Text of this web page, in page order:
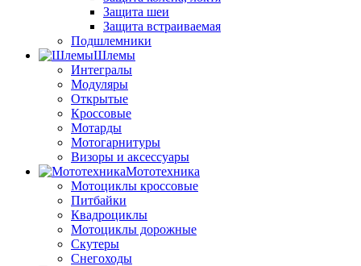
Защита шеи
Защита встраиваемая
Подшлемники
Шлемы
Интегралы
Модуляры
Открытые
Кроссовые
Мотарды
Мотогарнитуры
Визоры и аксессуары
Мототехника
Мотоциклы кроссовые
Питбайки
Квадроциклы
Мотоциклы дорожные
Скутеры
Снегоходы